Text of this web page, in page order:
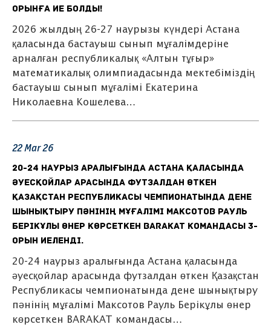
орынға ие болды!
2026 жылдың 26-27 наурызы күндері Астана
қаласында бастауыш сынып мұғалімдеріне
арналған республикалық «Алтын тұғыр»
математикалық олимпиадасында мектебіміздің
бастауыш сынып мұғалімі Екатерина
Николаевна Кошелева…
22Mar26
20-24 наурыз аралығында Астана қаласында
әуесқойлар арасында футзалдан өткен
Қазақстан Республикасы чемпионатында дене
шынықтыру пәнінің мұғалімі Максотов Рауль
Берікұлы өнер көрсеткен BARAKAT командасы 3-
орын иеленді.
20-24 наурыз аралығында Астана қаласында
әуесқойлар арасында футзалдан өткен Қазақстан
Республикасы чемпионатында дене шынықтыру
пәнінің мұғалімі Максотов Рауль Берікұлы өнер
көрсеткен BARAKAT командасы…